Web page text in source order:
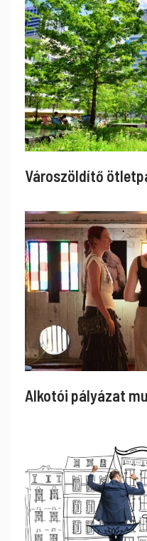
Városzöldítő
Alkotói pályázat